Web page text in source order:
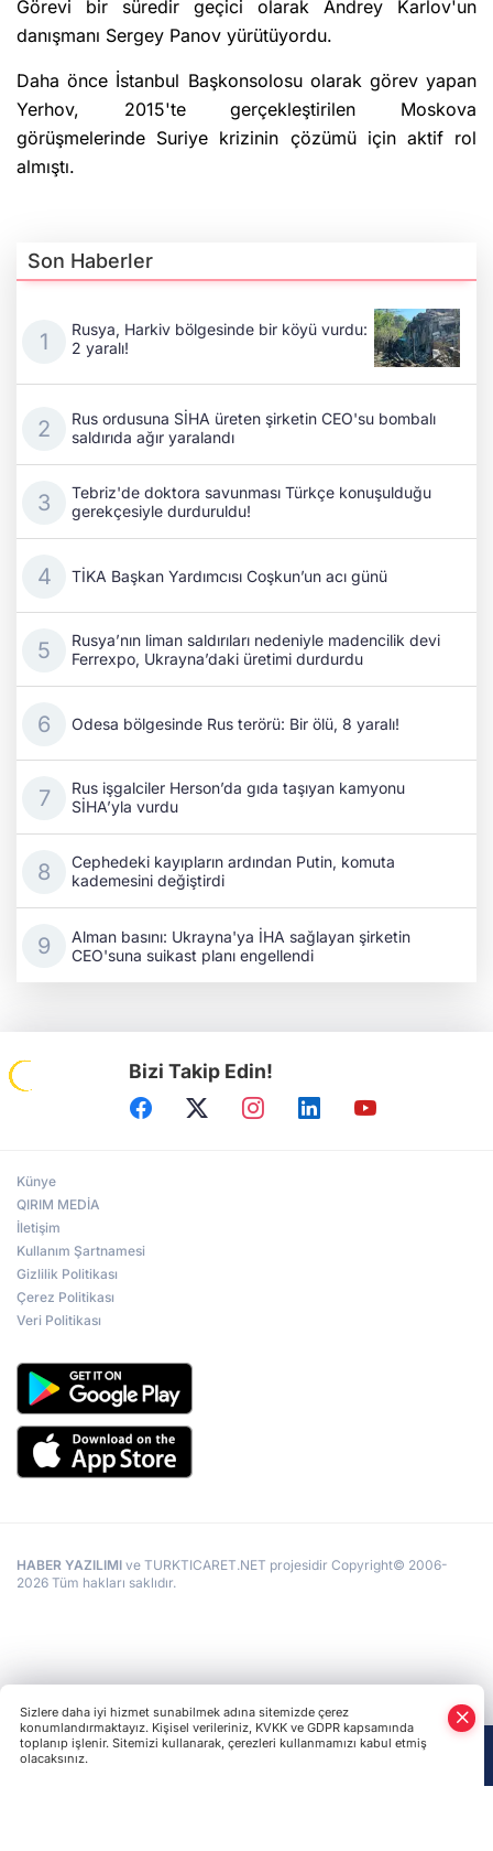
Görevi bir süredir geçici olarak Andrey Karlov'un
danışmanı Sergey Panov yürütüyordu.
Daha önce İstanbul Başkonsolosu olarak görev yapan
Yerhov, 2015'te gerçekleştirilen Moskova
görüşmelerinde Suriye krizinin çözümü için aktif rol
almıştı.
Son Haberler
Rusya, Harkiv bölgesinde bir köyü vurdu:
2 yaralı!
Rus ordusuna SİHA üreten şirketin CEO'su bombalı
saldırıda ağır yaralandı
Tebriz'de doktora savunması Türkçe konuşulduğu
gerekçesiyle durduruldu!
TİKA Başkan Yardımcısı Coşkun’un acı günü
Rusya’nın liman saldırıları nedeniyle madencilik devi
Ferrexpo, Ukrayna’daki üretimi durdurdu
Odesa bölgesinde Rus terörü: Bir ölü, 8 yaralı!
Rus işgalciler Herson’da gıda taşıyan kamyonu
SİHA’yla vurdu
Cephedeki kayıpların ardından Putin, komuta
kademesini değiştirdi
Alman basını: Ukrayna'ya İHA sağlayan şirketin
CEO'suna suikast planı engellendi
Bizi Takip Edin!
Künye
QIRIM MEDİA
İletişim
Kullanım Şartnamesi
Gizlilik Politikası
Çerez Politikası
Veri Politikası
HABER YAZILIMI ve TURKTICARET.NET projesidir Copyright© 2006-
2026 Tüm hakları saklıdır.
Sizlere daha iyi hizmet sunabilmek adına sitemizde çerez
konumlandırmaktayız. Kişisel verileriniz, KVKK ve GDPR kapsamında
toplanıp işlenir. Sitemizi kullanarak, çerezleri kullanmamızı kabul etmiş
olacaksınız.